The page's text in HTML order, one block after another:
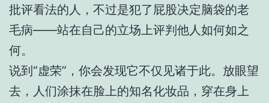
批评看法的人，不过是犯了屁股决定脑袋的老
毛病——站在自己的立场上评判他人如何如之
何。
说到“虚荣”，你会发现它不仅见诸于此。放眼望
去，人们涂抹在脸上的知名化妆品，穿在身上